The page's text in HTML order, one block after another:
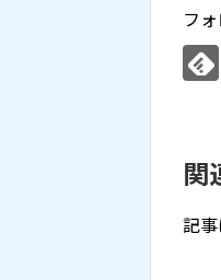
フ
関
記事